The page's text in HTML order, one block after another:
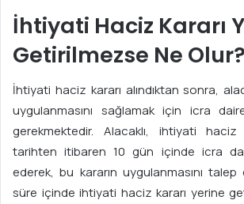
İhtiyati Haciz Kararı
Getirilmezse Ne Olur?
İhtiyati haciz kararı alındıktan sonra,
uygulanmasını sağlamak için icra
gerekmektedir. Alacaklı, ihtiyati haciz
tarihten itibaren 10 gün içinde icra
ederek, bu kararın uygulanmasını
süre içinde ihtiyati haciz kararı yerine